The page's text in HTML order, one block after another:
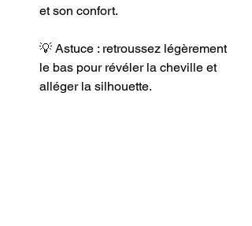
et son confort.
💡 Astuce : retroussez légèrement
le bas pour révéler la cheville et
alléger la silhouette.